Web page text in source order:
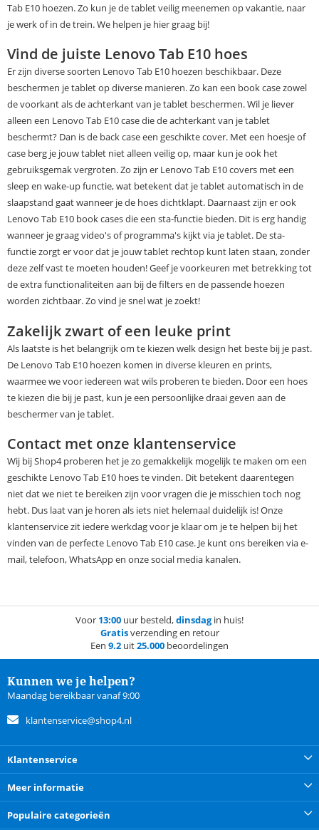
Tab E10 hoezen. Zo kun je de tablet veilig meenemen op vakantie, naar
je werk of in de trein. We helpen je hier graag bij!
Vind de juiste Lenovo Tab E10 hoes
Er zijn diverse soorten Lenovo Tab E10 hoezen beschikbaar. Deze
beschermen je tablet op diverse manieren. Zo kan een book case zowel
de voorkant als de achterkant van je tablet beschermen. Wil je liever
alleen een Lenovo Tab E10 case die de achterkant van je tablet
beschermt? Dan is de back case een geschikte cover. Met een hoesje of
case berg je jouw tablet niet alleen veilig op, maar kun je ook het
gebruiksgemak vergroten. Zo zijn er Lenovo Tab E10 covers met een
sleep en wake-up functie, wat betekent dat je tablet automatisch in de
slaapstand gaat wanneer je de hoes dichtklapt. Daarnaast zijn er ook
Lenovo Tab E10 book cases die een sta-functie bieden. Dit is erg handig
wanneer je graag video's of programma's kijkt via je tablet. De sta-
functie zorgt er voor dat je jouw tablet rechtop kunt laten staan, zonder
deze zelf vast te moeten houden! Geef je voorkeuren met betrekking tot
de extra functionaliteiten aan bij de filters en de passende hoezen
worden zichtbaar. Zo vind je snel wat je zoekt!
Zakelijk zwart of een leuke print
Als laatste is het belangrijk om te kiezen welk design het beste bij je past.
De Lenovo Tab E10 hoezen komen in diverse kleuren en prints,
waarmee we voor iedereen wat wils proberen te bieden. Door een hoes
te kiezen die bij je past, kun je een persoonlijke draai geven aan de
beschermer van je tablet.
Contact met onze klantenservice
Wij bij Shop4 proberen het je zo gemakkelijk mogelijk te maken om een
geschikte Lenovo Tab E10 hoes te vinden. Dit betekent daarentegen
niet dat we niet te bereiken zijn voor vragen die je misschien toch nog
hebt. Dus laat van je horen als iets niet helemaal duidelijk is! Onze
klantenservice zit iedere werkdag voor je klaar om je te helpen bij het
vinden van de perfecte Lenovo Tab E10 case. Je kunt ons bereiken via e-
mail, telefoon, WhatsApp en onze social media kanalen.
Voor 13:00 uur besteld,dinsdagin huis!
Gratisverzending en retour
Een 9.2 uit25.000 beoordelingen
Kunnen we je helpen?
Maandag bereikbaar vanaf 9:00
klantenservice@shop4.nl
Klantenservice
Meer informatie
Populaire categorieën